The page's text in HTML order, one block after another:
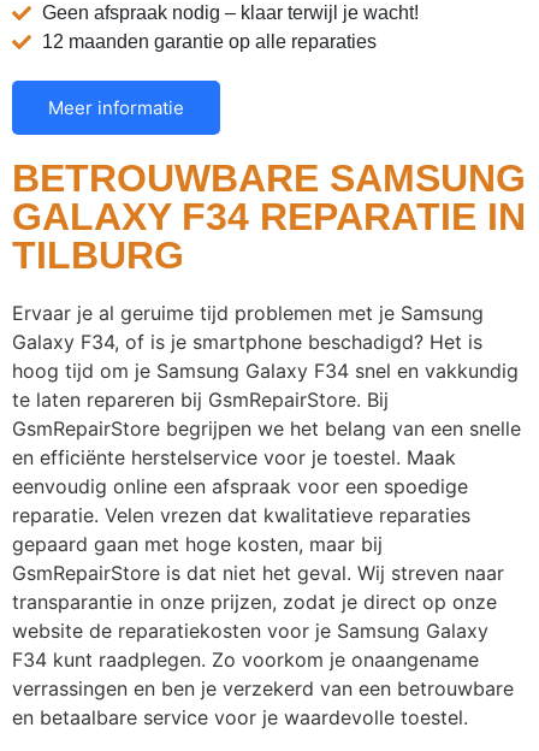
Geen afspraak nodig – klaar terwijl je wacht!
12 maanden garantie op alle reparaties
Meer informatie
BETROUWBARE SAMSUNG
GALAXY F34 REPARATIE IN
TILBURG
Ervaar je al geruime tijd problemen met je Samsung
Galaxy F34, of is je smartphone beschadigd? Het is
hoog tijd om je Samsung Galaxy F34 snel en vakkundig
te laten repareren bij GsmRepairStore. Bij
GsmRepairStore begrijpen we het belang van een snelle
en efficiënte herstelservice voor je toestel. Maak
eenvoudig online een afspraak voor een spoedige
reparatie. Velen vrezen dat kwalitatieve reparaties
gepaard gaan met hoge kosten, maar bij
GsmRepairStore is dat niet het geval. Wij streven naar
transparantie in onze prijzen, zodat je direct op onze
website de reparatiekosten voor je Samsung Galaxy
F34 kunt raadplegen. Zo voorkom je onaangename
verrassingen en ben je verzekerd van een betrouwbare
en betaalbare service voor je waardevolle toestel.